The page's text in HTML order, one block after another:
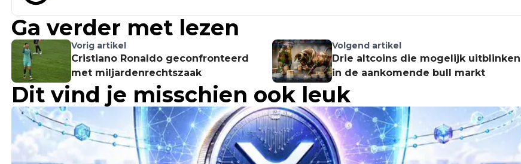
Ga verder met lezen
Vorig artikel
Cristiano Ronaldo geconfronteerd
met miljardenrechtszaak
Volgend artikel
Drie altcoins die mogelijk uitblinken
in de aankomende bull markt
Dit vind je misschien ook leuk